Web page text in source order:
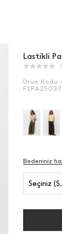
Lastikli
Ürün Kodu :
F1PA25037
Bedeniniz
Seçiniz